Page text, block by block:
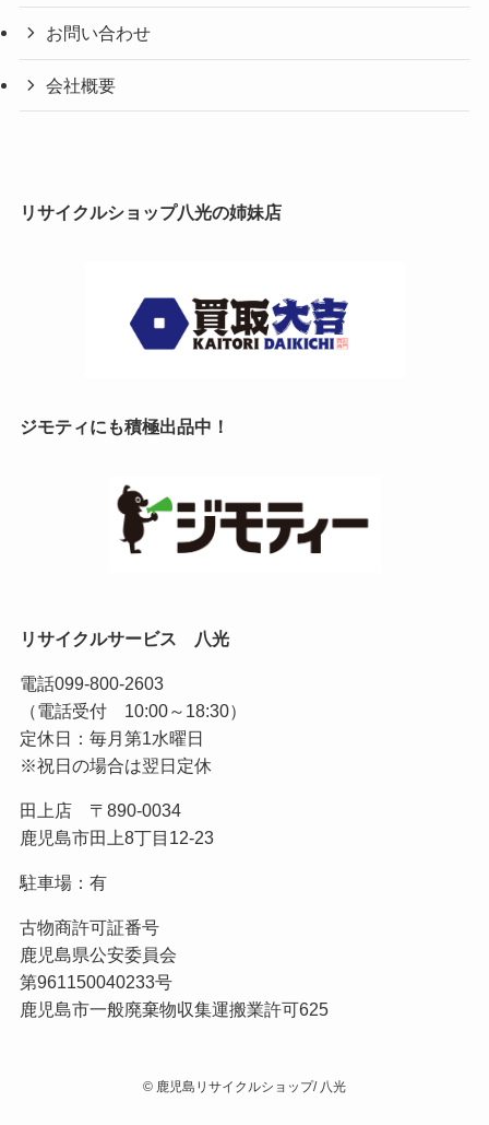
お問い合わせ
会社概要
リサイクルショップ八光の姉妹店
ジモティにも積極出品中！
リサイクルサービス 八光
電話099-800-2603
（電話受付 10:00～18:30）
定休日：毎月第1水曜日
※祝日の場合は翌日定休
田上店 〒890-0034
鹿児島市田上8丁目12-23
駐車場：有
古物商許可証番号
鹿児島県公安委員会
第961150040233号
鹿児島市一般廃棄物収集運搬業許可625
© 鹿児島リサイクルショップ/ 八光